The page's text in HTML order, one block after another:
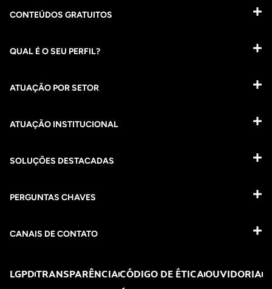
CONTEÚDOS GRATUITOS
QUAL É O SEU PERFIL?
ATUAÇÃO POR SETOR
ATUAÇÃO INSTITUCIONAL
SOLUÇÕES DESTACADAS
PERGUNTAS CHAVES​
CANAIS DE CONTATO
LGPDTRANSPARÊNCIACÓDIGO DE ÉTICAOUVIDORIA